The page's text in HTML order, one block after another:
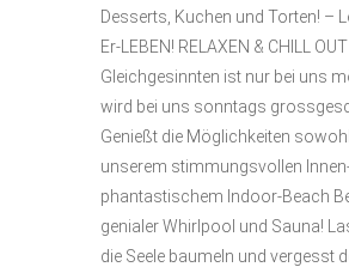
Desserts, Kuchen und Torten! –
Er-LEBEN! RELAXEN & CHILL
Gleichgesinnten ist nur bei uns
wird bei uns sonntags
Genießt die Möglichkeiten
unserem stimmungsvollen
phantastischem Indoor-Beach
genialer Whirlpool und Sauna!
die Seele baumeln und vergesst